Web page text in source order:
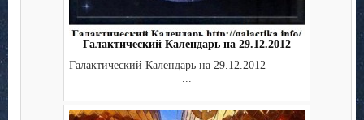
Галактический Календарь на 29.12.2012
Галактический Календарь на 29.12.2012
...